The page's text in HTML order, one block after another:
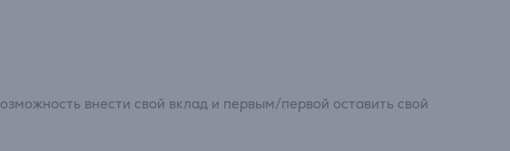
внести свой вклад и первым/первой оставить свой